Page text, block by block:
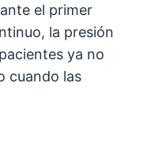
el primer
la presión
ya no
cuando las